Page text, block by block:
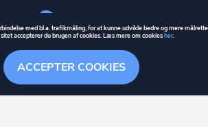
Søgehistorik Menu
varemærke tilhørende ownr ApS – CVR nr.: 36 40 88
26. 2., 2600 Glostrup, info@ownr.dk
ACCEPTER COOKIES
med bl.a. trafikmåling, for at kunne udvikle bedre og mere
accepterer du brugen af cookies. Læs mere om cookiesher.